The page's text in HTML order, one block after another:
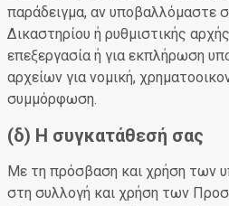
παράδειγμα, αν υποβαλλόμαστε
Δικαστηρίου ή ρυθμιστικής
επεξεργασία ή για εκπλήρωση
αρχείων για νομική,
συμμόρφωση.
(δ) Η συγκατάθεσή σας
Με τη πρόσβαση και χρήση των
στη συλλογή και χρήση των